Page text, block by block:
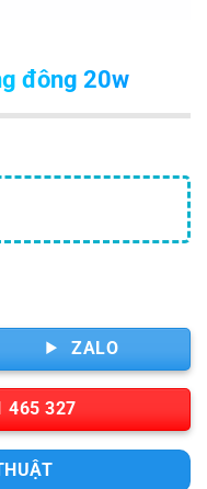
đông 20w
ZALO
465 327